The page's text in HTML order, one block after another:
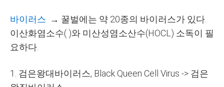
바이러스 → 꿀벌에는 약 20종의 바이러스가 있다.
이산화염소수( )와 미산성염소산수(HOCL) 소독이 필
요하다.
1. 검은왕대바이러스, Black Queen Cell Virus -> 검은